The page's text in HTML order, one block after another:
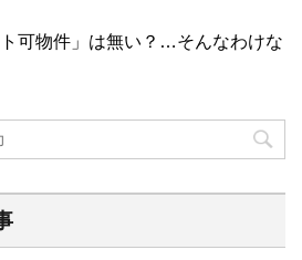
可物件」は無い？…そんなわけな